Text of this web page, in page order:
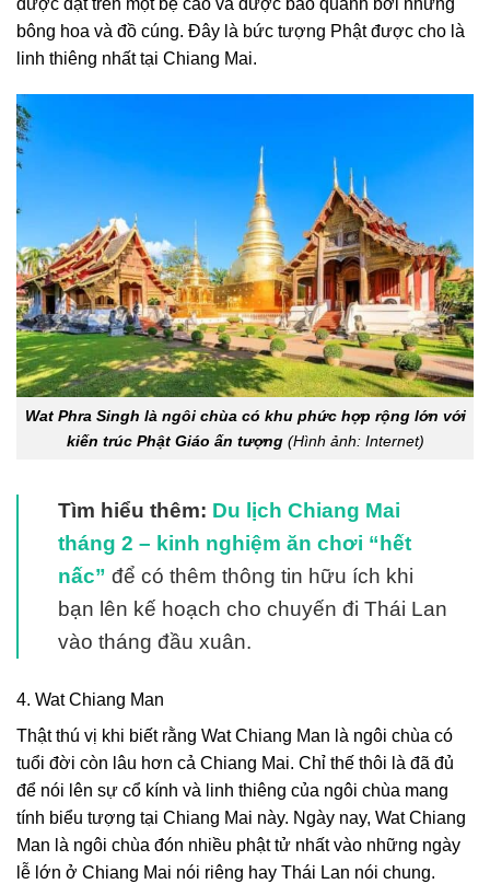
bông hoa và đồ cúng. Đây là bức tượng Phật được cho là
linh thiêng nhất tại Chiang Mai.
Wat Phra Singh là ngôi chùa có khu phức hợp rộng lớn với
kiến trúc Phật Giáo ấn tượng(Hình ảnh: Internet)
Tìm hiểu thêm: Du lịch Chiang Mai
tháng 2 – kinh nghiệm ăn chơi “hết
nấc” để có thêm thông tin hữu ích khi
bạn lên kế hoạch cho chuyến đi Thái Lan
vào tháng đầu xuân.
4. Wat Chiang Man
Thật thú vị khi biết rằng Wat Chiang Man là ngôi chùa có
tuổi đời còn lâu hơn cả Chiang Mai. Chỉ thế thôi là đã đủ
để nói lên sự cổ kính và linh thiêng của ngôi chùa mang
tính biểu tượng tại Chiang Mai này. Ngày nay, Wat Chiang
Man là ngôi chùa đón nhiều phật tử nhất vào những ngày
lễ lớn ở Chiang Mai nói riêng hay Thái Lan nói chung.